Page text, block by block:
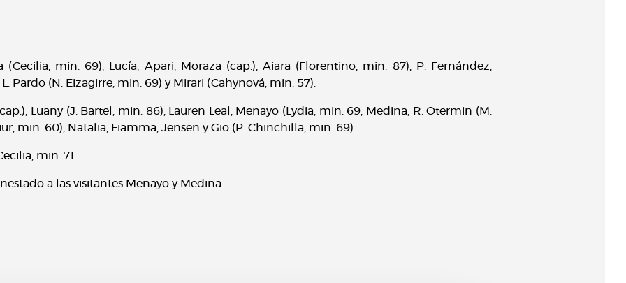
(Cecilia, min. 69), Lucía, Apari, Moraza (cap.), Aiara (Florentino, min. 87), P. Fernández,
Pardo (N. Eizagirre, min. 69) y Mirari (Cahynová, min. 57).
Luany (J. Bartel, min. 86), Lauren Leal, Menayo (Lydia, min. 69, Medina, R. Otermin (M.
min. 60), Natalia, Fiamma, Jensen y Gio (P. Chinchilla, min. 69).
min. 71.
a las visitantes Menayo y Medina.